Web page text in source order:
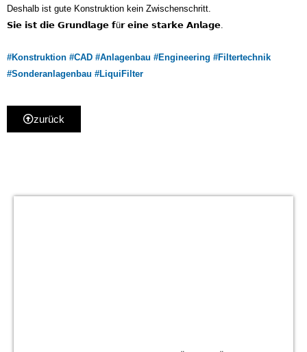
Deshalb ist gute Konstruktion kein Zwischenschritt.
𝗦𝗶𝗲 𝗶𝘀𝘁 𝗱𝗶𝗲 𝗚𝗿𝘂𝗻𝗱𝗹𝗮𝗴𝗲 𝗳ü𝗿 𝗲𝗶𝗻𝗲 𝘀𝘁𝗮𝗿𝗸𝗲 𝗔𝗻𝗹𝗮𝗴𝗲.
#Konstruktion #CAD #Anlagenbau #Engineering #Filtertechnik
#Sonderanlagenbau #LiquiFilter
zurück